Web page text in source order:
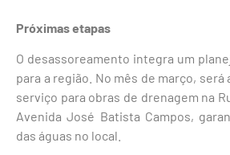
Próximas etapas
O desassoreamento integra um
para a região. No mês de março, será
serviço para obras de drenagem na
Avenida José Batista Campos,
das águas no local.